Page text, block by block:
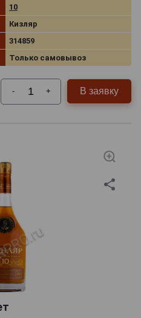
10
Кизляр
314859
Только самовывоз
- + В заявку